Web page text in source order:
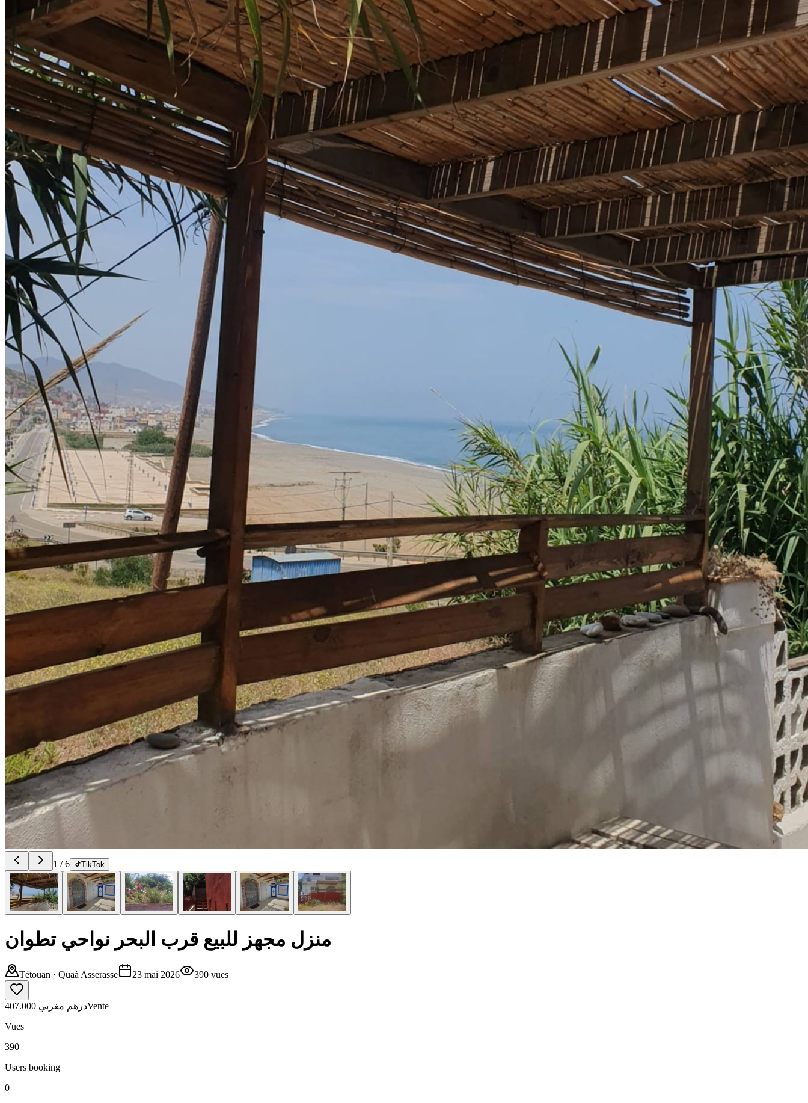
1 /6 TikTok
منزل مجهز للبيع قرب البحر نواحي تطوان
Tétouan · Quaà Asserasse 23 mai 2026 390 vues
407.000 درهم مغربيVente
Vues
390
Users booking
0